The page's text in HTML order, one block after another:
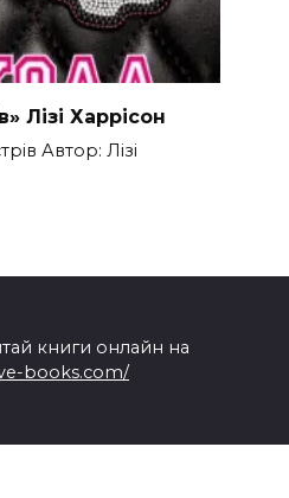
Лізі Харрісон
Автор: Лізі
книги онлайн на
books.com/